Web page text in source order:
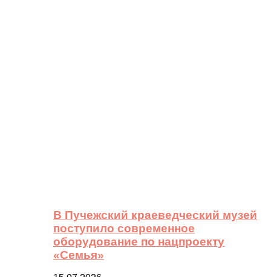
В Пучежский краеведческий музей
поступило современное
оборудование по нацпроекту
«Семья»